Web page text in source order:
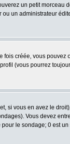
un petit
un administrateur
fois créée, vous pouvez
(vous pourrez
si vous en avez le
Vous devez
le sondage; 0 est